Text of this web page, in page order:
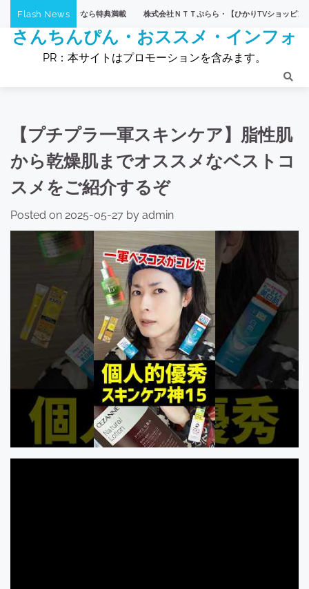
content
Flash News 株式会社ＮＴＴぷらら・【ひかりTVショッピング】 【eLife（
さんちんぴん・おススメ・インフォ
PR：本サイトはプロモーションを含みます。
【プチプラ一軍スキンケア】脂性肌
から乾燥肌までオススメなベストコ
スメをご紹介するぞ
Posted on 2025-05-27 by admin